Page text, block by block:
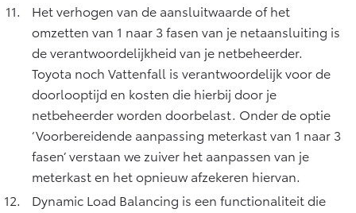
Het verhogen van de aansluitwaarde of het
omzetten van 1 naar 3 fasen van je netaansluiting is
de verantwoordelijkheid van je netbeheerder.
Toyota noch Vattenfall is verantwoordelijk voor de
doorlooptijd en kosten die hierbij door je
netbeheerder worden doorbelast. Onder de optie
‘Voorbereidende aanpassing meterkast van 1 naar 3
fasen’ verstaan we zuiver het aanpassen van je
meterkast en het opnieuw afzekeren hiervan.
Dynamic Load Balancing is een functionaliteit die